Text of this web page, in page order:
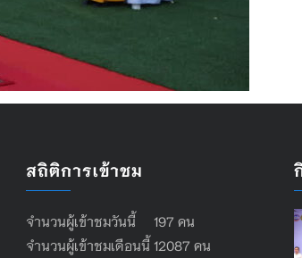
สถิติการเข้าชม
จำนวนผู้เข้าชมวันนี้ 197 คน
จำนวนผู้เข้าชมเดือนนี้ 12087 คน